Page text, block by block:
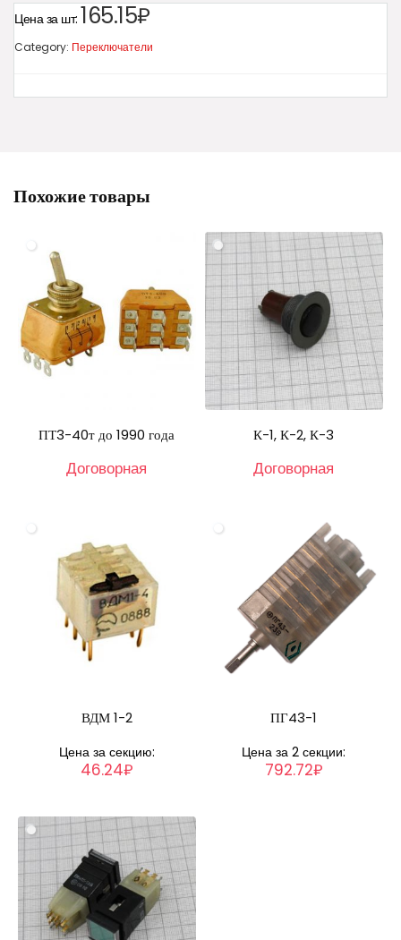
Цена за шт: 165.15₽
Category: Переключатели
Похожие товары
ПТ3-40т до 1990 года
Договорная
К-1, К-2, К-3
Договорная
ВДМ 1-2
Цена за секцию:
46.24₽
ПГ43-1
Цена за 2 секции:
792.72₽